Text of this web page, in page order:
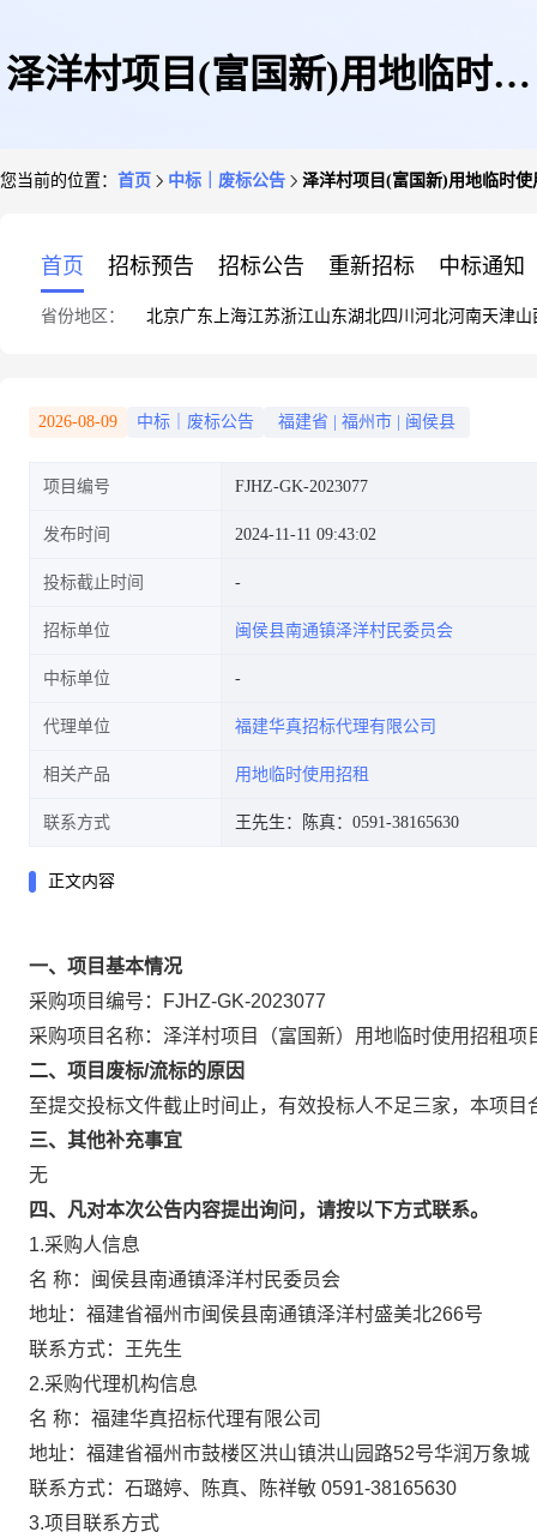
泽洋村项目(富国新)用地临时使
您当前的位置： 首页 中标｜废标公告 泽洋村项目(富国新)用地临时
首页 招标预告 招标公告 重新招标 中标通知
省份地区： 北京广东 上海江苏浙江山东湖北四川 河北河南天津山
2026-08-09 中标｜废标公告 福建省 福州市 闽侯县
项目编号 FJHZ-GK-2023077
发布时间 2024-11-11 09:43:02
投标截止时间
招标单位 闽侯县南通镇泽洋村民委员会
中标单位
代理单位 福建华真招标代理有限公司
相关产品 用地临时使用招租
联系方式 王先生： 陈真：0591-38165630
正文内容
一、项目基本情况
采购项目编号：
FJHZ-GK-2023077
采购项目名称：泽洋村项目（富国新）用地临时使用招租项
二、项目废标/流标的原因
至提交投标文件截止时间止，有效投标人不足三家，本项目
三、其他补充事宜
无
四、凡对本次公告内容提出询问，请按以下方式联系。
1.采购人信息
名 称：闽侯县南通镇泽洋村民委员会
地址：福建省福州市闽侯县南通镇泽洋村盛美北266号
联系方式：王先生
2.采购代理机构信息
名 称：福建华真招标代理有限公司
地址：福建省福州市鼓楼区洪山镇洪山园路52号华润万象城
联系方式：石璐婷、陈真、陈祥敏 0591-38165630
3.项目联系方式